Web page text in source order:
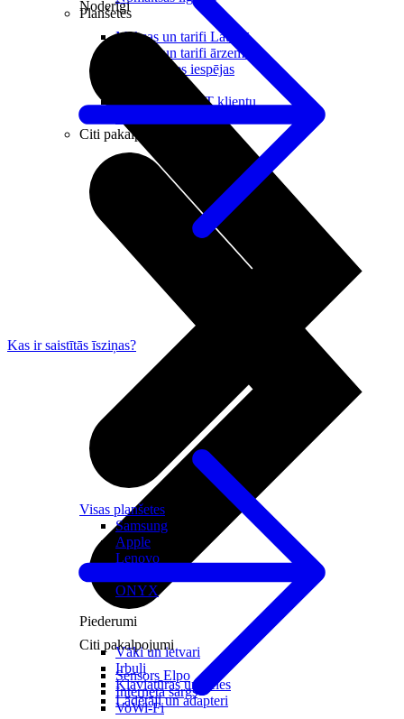
Noderīgi
Maksas un tarifi Latvijā
Maksas un tarifi ārzemēs
LMT Kartes iespējas
Kā kļūt par LMT klientu
Citi pakalpojumi
Citi pakalpojumi
Sensors Elpo
Interneta sargs
VoWi-Fi
Planšetes
Visas planšetes
Samsung
Apple
Lenovo
ONYX
Piederumi
Vāki un ietvari
Irbuļi
Klaviatūras un peles
Lādētāji un adapteri
Kas ir saistītās īsziņas?